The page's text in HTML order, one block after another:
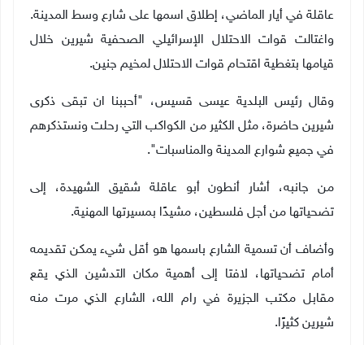
عاقلة في أيار الماضي، إطلاق اسمها على شارع وسط المدينة.
واغتالت قوات الاحتلال الإسرائيلي الصحفية شيرين خلال
قيامها بتغطية اقتحام قوات الاحتلال لمخيم جنين.
وقال رئيس البلدية عيسى قسيس، "أحببنا ان تبقى ذكرى
شيرين حاضرة، مثل الكثير من الكواكب التي رحلت ونستذكرهم
في جميع شوارع المدينة والمناسبات".
من جانبه، أشار أنطون أبو عاقلة شقيق الشهيدة، إلى
تضحياتها من أجل فلسطين، مشيدًا بمسيرتها المهنية.
وأضاف أن تسمية الشارع باسمها هو أقل شيء يمكن تقديمه
أمام تضحياتها، لافتا إلى أهمية مكان التدشين الذي يقع
مقابل مكتب الجزيرة في رام الله، الشارع الذي مرت منه
شيرين كثيرًا.